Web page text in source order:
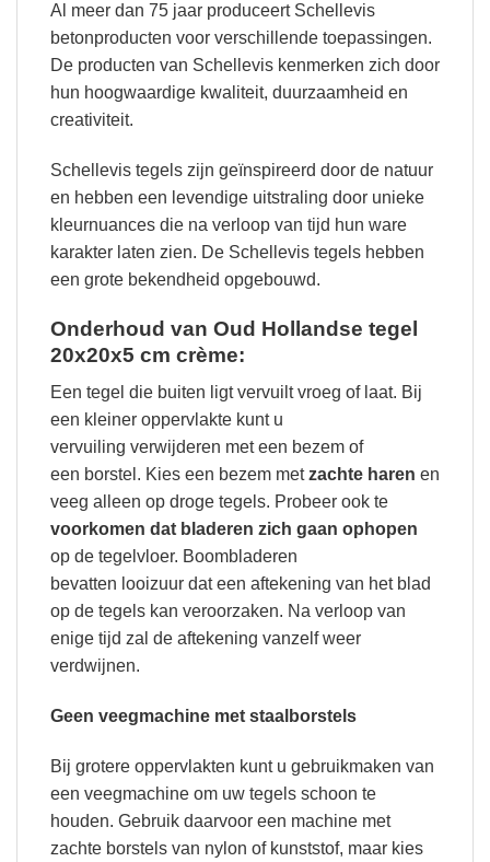
Al meer dan 75 jaar produceert Schellevis
betonproducten voor verschillende toepassingen.
De producten van Schellevis kenmerken zich door
hun hoogwaardige kwaliteit, duurzaamheid en
creativiteit.
Schellevis tegels zijn geïnspireerd door de natuur
en hebben een levendige uitstraling door unieke
kleurnuances die na verloop van tijd hun ware
karakter laten zien. De Schellevis tegels hebben
een grote bekendheid opgebouwd.
Onderhoud van Oud Hollandse tegel
20x20x5 cm crème:
Een tegel die buiten ligt vervuilt vroeg of laat. Bij
een kleiner oppervlakte kunt u
vervuiling verwijderen met een bezem of
een borstel. Kies een bezem metzachte haren en
veeg alleen op droge tegels. Probeer ook te
voorkomen dat bladeren zich gaan ophopen
op de tegelvloer. Boombladeren
bevatten looizuur dat een aftekening van het blad
op de tegels kan veroorzaken. Na verloop van
enige tijd zal de aftekening vanzelf weer
verdwijnen.
Geen veegmachine met staalborstels
Bij grotere oppervlakten kunt u gebruikmaken van
een veegmachine om uw tegels schoon te
houden. Gebruik daarvoor een machine met
zachte borstels van nylon of kunststof, maar kies